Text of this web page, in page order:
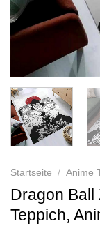
Startseite / Anime
Dragon Ball
Teppich,